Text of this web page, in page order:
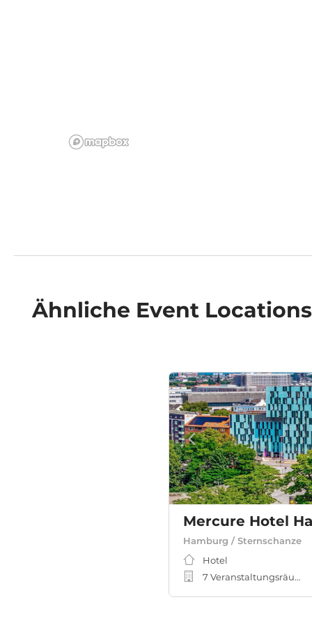
Ähnliche Event Locations
Mercure Hotel
Hamburg / Sternschanze
Hotel
7 Veranstaltungsräume